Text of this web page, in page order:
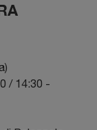
/ 14:30 -